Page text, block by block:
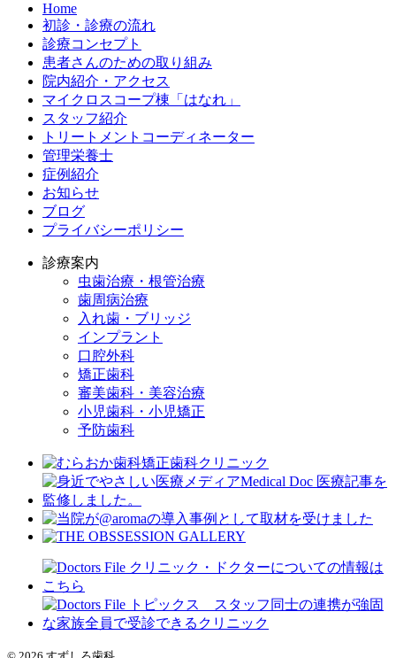
Home
初診・診療の流れ
診療コンセプト
患者さんのための取り組み
院内紹介・アクセス
マイクロスコープ棟「はなれ」
スタッフ紹介
トリートメントコーディネーター
管理栄養士
症例紹介
お知らせ
ブログ
プライバシーポリシー
診療案内
虫歯治療・根管治療
歯周病治療
入れ歯・ブリッジ
インプラント
口腔外科
矯正歯科
審美歯科・美容治療
小児歯科・小児矯正
予防歯科